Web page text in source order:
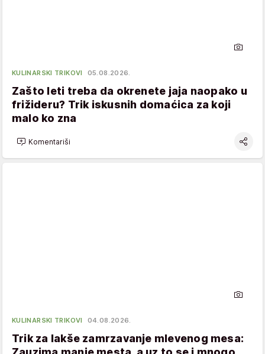
KULINARSKI TRIKOVI 05.08.2026.
Zašto leti treba da okrenete jaja naopako u
frižideru? Trik iskusnih domaćica za koji
malo ko zna
Komentariši
KULINARSKI TRIKOVI 04.08.2026.
Trik za lakše zamrzavanje mlevenog mesa: